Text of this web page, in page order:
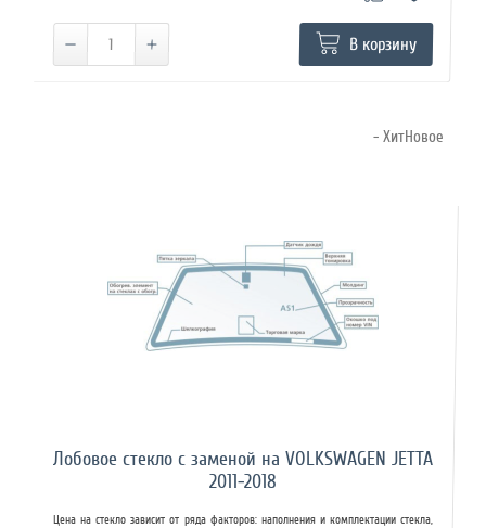
В корзину
- ХитНовое
Лобовое стекло с заменой на VOLKSWAGEN JETTA
2011-2018
Цена на стекло зависит от ряда факторов: наполнения и комплектации стекла,